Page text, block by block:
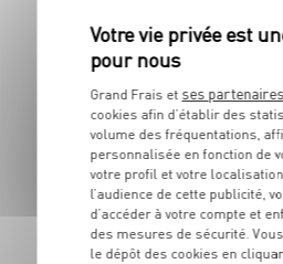
Le pot
DU 04/08 AU
Grand Frais et ses partenaires
cookies afin d’établir des
volume des fréquentations,
personnalisée en fonction de
votre profil et votre
l’audience de cette publicité,
d’accéder à votre compte et
des mesures de sécurité.
le dépôt des cookies en